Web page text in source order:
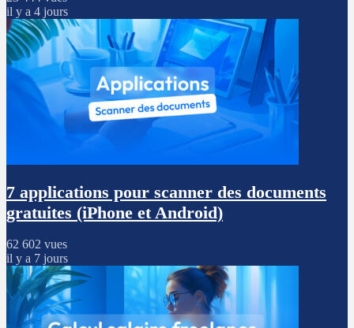
il y a 4 jours
7 applications pour scanner des documents
gratuites (iPhone et Android)
62 602 vues
il y a 7 jours